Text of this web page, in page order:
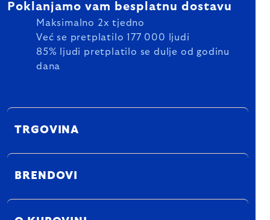
Poklanjamo vam besplatnu dostavu
Maksimalno 2x tjedno
Već se pretplatilo 177 000 ljudi
85% ljudi pretplatilo se dulje od godinu
dana
TRGOVINA
BRENDOVI